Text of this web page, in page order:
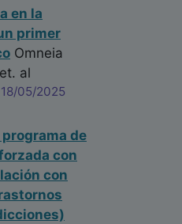
en la
primer
Omneia
et. al
05/2025
de
con
con